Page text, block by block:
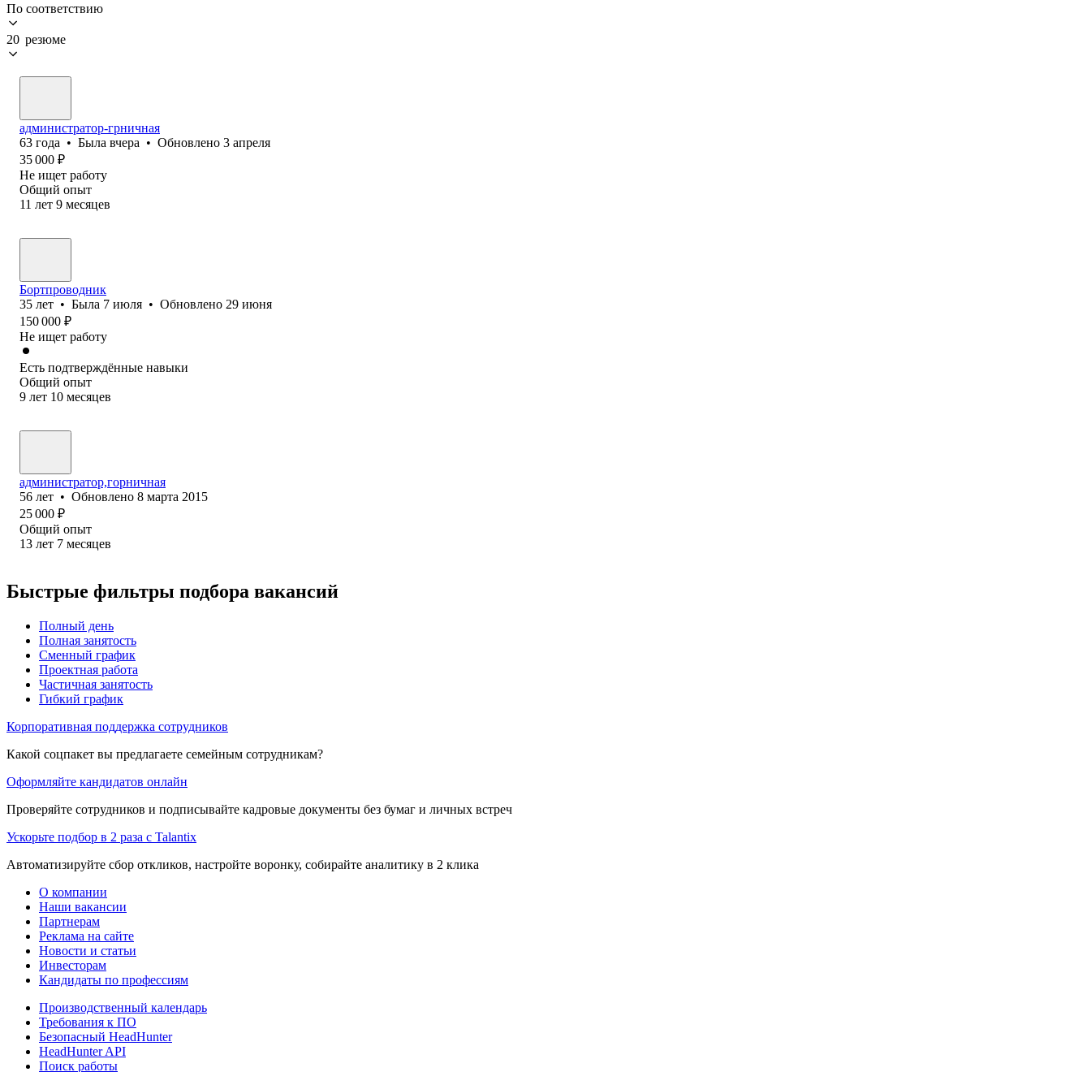
По соответствию
20 резюме
администратор-грничная
63 года • Была вчера • Обновлено 3 апреля
35 000 ₽
Не ищет работу
Общий опыт
11 лет 9 месяцев
Бортпроводник
35 лет • Была 7 июля • Обновлено 29 июня
150 000 ₽
Не ищет работу
Есть подтверждённые навыки
Общий опыт
9 лет 10 месяцев
администратор,горничная
56 лет • Обновлено 8 марта 2015
25 000 ₽
Общий опыт
13 лет 7 месяцев
Быстрые фильтры подбора вакансий
Полный день
Полная занятость
Сменный график
Проектная работа
Частичная занятость
Гибкий график
Корпоративная поддержка сотрудников
Какой соцпакет вы предлагаете семейным сотрудникам?
Оформляйте кандидатов онлайн
Проверяйте сотрудников и подписывайте кадровые документы без бумаг и личных встреч
Ускорьте подбор в 2 раза с Talantix
Автоматизируйте сбор откликов, настройте воронку, собирайте аналитику в 2 клика
О компании
Наши вакансии
Партнерам
Реклама на сайте
Новости и статьи
Инвесторам
Кандидаты по профессиям
Производственный календарь
Требования к ПО
Безопасный HeadHunter
HeadHunter API
Поиск работы